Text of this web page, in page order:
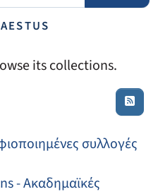
its collections.
συλλογές
- Ακαδημαϊκές